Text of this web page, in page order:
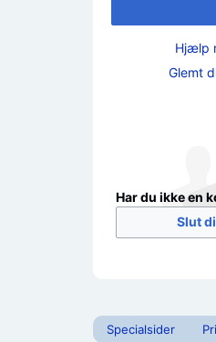
Hjælp
Glemt
Har du ikke en
Slut
Specialsider